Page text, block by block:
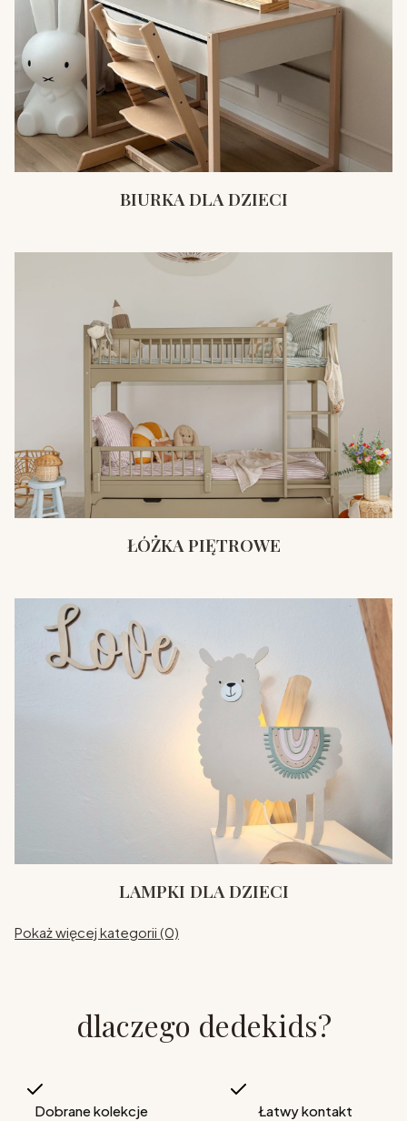
BIURKA DLA DZIECI
ŁÓŻKA PIĘTROWE
LAMPKI DLA DZIECI
Pokaż więcej kategorii (0)
dlaczego dedekids?
Dobrane kolekcje
Łatwy kontakt